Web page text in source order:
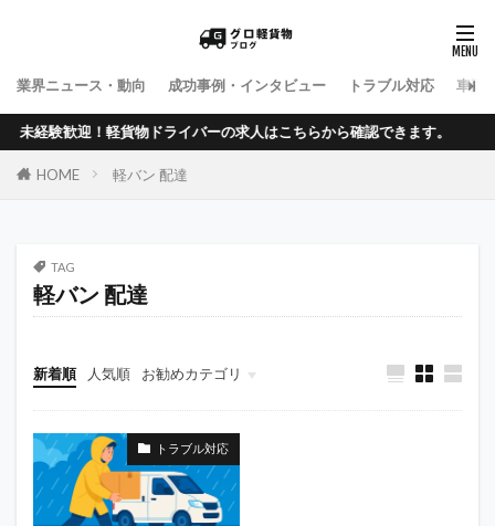
業界ニュース・動向 成功事例・インタビュー トラブル対応 車両
未経験歓迎！軽貨物ドライバーの求人はこちらから確認できます。
HOME 軽バン 配達
TAG
軽バン 配達
新着順 人気順 お勧めカテゴリ
働き方・ワークスタイル
税金・法務手続き
開業・準備ノウハウ
トラブル対応